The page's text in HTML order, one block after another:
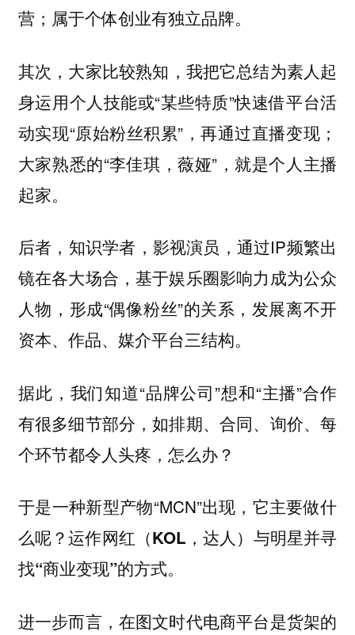
营；属于个体创业有独立品牌。
其次 ，大家比较熟知，我把它总结为素人起
身运用个人技能或“某些特质”快速借平台活
动实现“原始粉丝积累”，再通过直播变现；
大家熟悉的“李佳琪，薇娅”，就是个人主播
起家。
后者 ，知识学者，影视演员，通过IP频繁出
镜在各大场合，基于娱乐圈影响力成为公众
人物，形成“偶像粉丝”的关系，发展离不开
资本、作品、媒介平台三结构。
据此，我们知道“品牌公司”想和“主播”合作
有很多细节部分，如排期、合同、询价、每
个环节都令人头疼，怎么办？
于是一种新型产物“MCN”出现，它主要做什
么呢？运作网红（KOL，达人）与明星并寻
找“商业变现”的方式。
进一步而言，在图文时代电商平台是货架的